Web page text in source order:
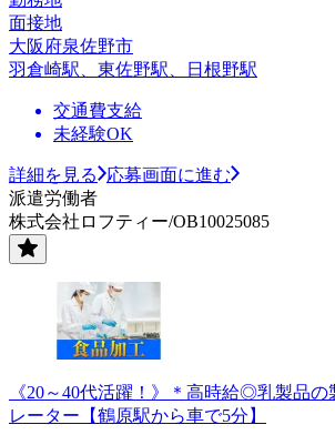
面接地
大阪府泉佐野市
羽倉崎駅、東佐野駅、日根野駅
交通費支給
未経験OK
詳細を見る
応募画面に進む
派遣労働者
株式会社ロフティー/OB10025085
《20～40代活躍！》＊高時給◎乳製品
レーター【鶴原駅から車で5分】